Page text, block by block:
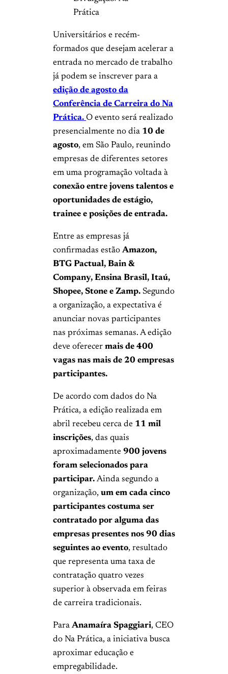
Prática
Universitários e recém-
formados que desejam acelerar a
entrada no mercado de trabalho
já podem se inscrever para a
edição de agosto da
Conferência de Carreira do Na
Prática. O evento será realizado
presencialmente no dia 10 de
agosto, em São Paulo, reunindo
empresas de diferentes setores
em uma programação voltada à
conexão entre jovens talentos e
oportunidades de estágio,
trainee e posições de entrada.
Entre as empresas já
confirmadas estão Amazon,
BTG Pactual, Bain &
Company, Ensina Brasil, Itaú,
Shopee, Stone e Zamp. Segundo
a organização, a expectativa é
anunciar novas participantes
nas próximas semanas. A edição
deve oferecer mais de 400
vagas nas mais de 20 empresas
participantes.
De acordo com dados do Na
Prática, a edição realizada em
abril recebeu cerca de 11 mil
inscrições, das quais
aproximadamente 900 jovens
foram selecionados para
participar. Ainda segundo a
organização, um em cada cinco
participantes costuma ser
contratado por alguma das
empresas presentes nos 90 dias
seguintes ao evento, resultado
que representa uma taxa de
contratação quatro vezes
superior à observada em feiras
de carreira tradicionais.
Para Anamaíra Spaggiari, CEO
do Na Prática, a iniciativa busca
aproximar educação e
empregabilidade.